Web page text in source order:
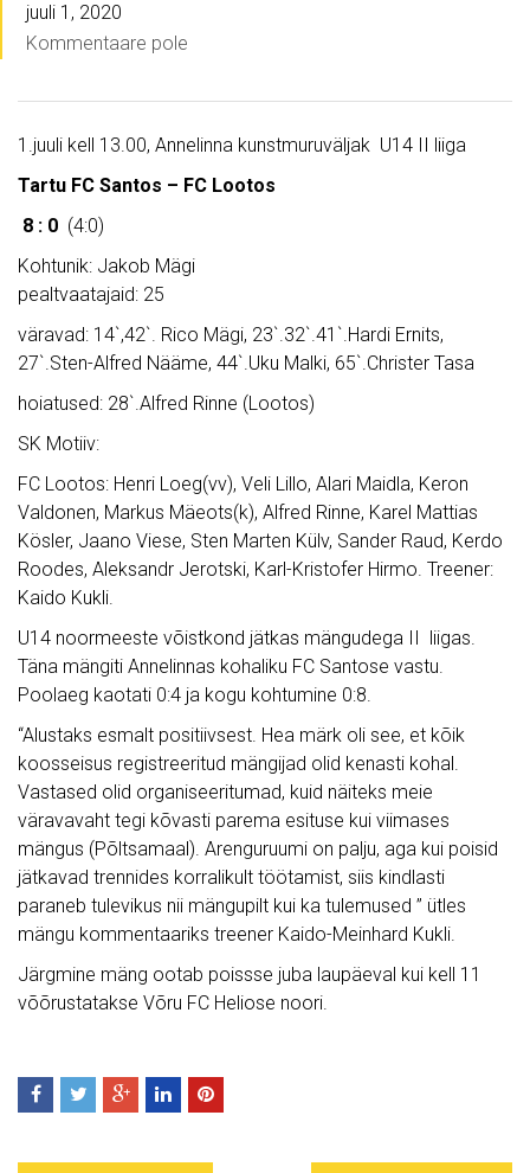
juuli 1, 2020
Kommentaare pole
1.juuli kell 13.00, Annelinna kunstmuruväljak U14 II liiga
Tartu FC Santos – FC Lootos
8 : 0 (4:0)
Kohtunik: Jakob Mägi
pealtvaatajaid: 25
väravad: 14`,42`. Rico Mägi, 23`.32`.41`.Hardi Ernits,
27`.Sten-Alfred Nääme, 44`.Uku Malki, 65`.Christer Tasa
hoiatused: 28`.Alfred Rinne (Lootos)
SK Motiiv:
FC Lootos: Henri Loeg(vv), Veli Lillo, Alari Maidla, Keron
Valdonen, Markus Mäeots(k), Alfred Rinne, Karel Mattias
Kösler, Jaano Viese, Sten Marten Külv, Sander Raud, Kerdo
Roodes, Aleksandr Jerotski, Karl-Kristofer Hirmo. Treener:
Kaido Kukli.
U14 noormeeste võistkond jätkas mängudega II liigas.
Täna mängiti Annelinnas kohaliku FC Santose vastu.
Poolaeg kaotati 0:4 ja kogu kohtumine 0:8.
“Alustaks esmalt positiivsest. Hea märk oli see, et kõik
koosseisus registreeritud mängijad olid kenasti kohal.
Vastased olid organiseeritumad, kuid näiteks meie
väravavaht tegi kõvasti parema esituse kui viimases
mängus (Põltsamaal). Arenguruumi on palju, aga kui poisid
jätkavad trennides korralikult töötamist, siis kindlasti
paraneb tulevikus nii mängupilt kui ka tulemused ” ütles
mängu kommentaariks treener Kaido-Meinhard Kukli.
Järgmine mäng ootab poissse juba laupäeval kui kell 11
võõrustatakse Võru FC Heliose noori.